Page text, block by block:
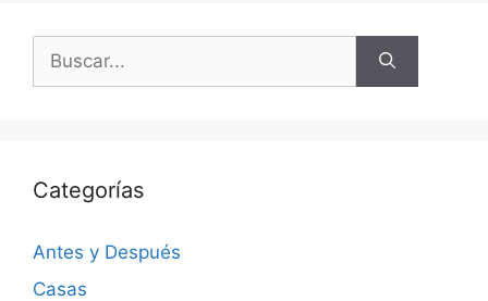
Categorías
Antes y Después
Casas